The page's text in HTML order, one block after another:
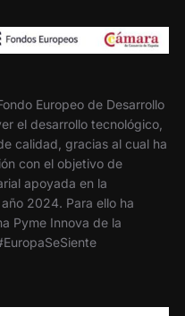
Europeo de Desarrollo
el desarrollo tecnológico,
calidad, gracias al cual ha
con el objetivo de
apoyada en la
2024. Para ello ha
Pyme Innova de la